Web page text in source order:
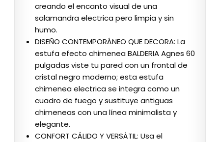
creando el encanto visual de una
salamandra electrica pero limpia y sin
humo.
DISEÑO CONTEMPORÁNEO QUE DECORA: La
estufa efecto chimenea BALDERIA Agnes 60
pulgadas viste tu pared con un frontal de
cristal negro moderno; esta estufa
chimenea electrica se integra como un
cuadro de fuego y sustituye antiguas
chimeneas con una línea minimalista y
elegante.
CONFORT CÁLIDO Y VERSÁTIL: Usa el